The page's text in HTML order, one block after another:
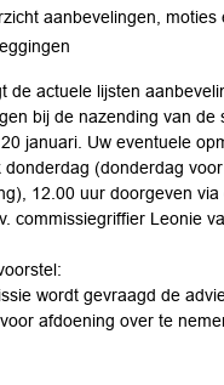
aanbevelingen, moties
de actuele lijsten
bij de nazending van de
januari. Uw eventuele
donderdag (donderdag
12.00 uur doorgeven
commissiegriffier Leonie
wordt gevraagd de
afdoening over te